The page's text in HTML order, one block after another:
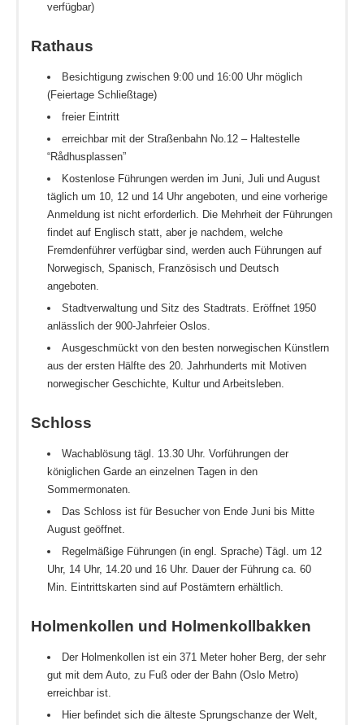
verfügbar)
Rathaus
Besichtigung zwischen 9:00 und 16:00 Uhr möglich
(Feiertage Schließtage)
freier Eintritt
erreichbar mit der Straßenbahn No.12 – Haltestelle
“Rådhusplassen”
Kostenlose Führungen werden im Juni, Juli und August
täglich um 10, 12 und 14 Uhr angeboten, und eine vorherige
Anmeldung ist nicht erforderlich. Die Mehrheit der Führungen
findet auf Englisch statt, aber je nachdem, welche
Fremdenführer verfügbar sind, werden auch Führungen auf
Norwegisch, Spanisch, Französisch und Deutsch
angeboten.
Stadtverwaltung und Sitz des Stadtrats. Eröffnet 1950
anlässlich der 900-Jahrfeier Oslos.
Ausgeschmückt von den besten norwegischen Künstlern
aus der ersten Hälfte des 20. Jahrhunderts mit Motiven
norwegischer Geschichte, Kultur und Arbeitsleben.
Schloss
Wachablösung tägl. 13.30 Uhr. Vorführungen der
königlichen Garde an einzelnen Tagen in den
Sommermonaten.
Das Schloss ist für Besucher von Ende Juni bis Mitte
August geöffnet.
Regelmäßige Führungen (in engl. Sprache) Tägl. um 12
Uhr, 14 Uhr, 14.20 und 16 Uhr. Dauer der Führung ca. 60
Min. Eintrittskarten sind auf Postämtern erhältlich.
Holmenkollen und Holmenkollbakken
Der Holmenkollen ist ein 371 Meter hoher Berg, der sehr
gut mit dem Auto, zu Fuß oder der Bahn (Oslo Metro)
erreichbar ist.
Hier befindet sich die älteste Sprungschanze der Welt,